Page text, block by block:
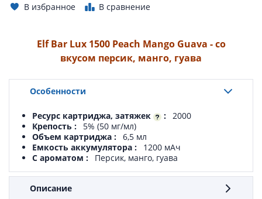
В избранное В сравнение
Elf Bar Lux 1500 Peach Mango Guava - со
вкусом персик, манго, гуава
Особенности
Ресурс картриджа, затяжек
2000
Крепость
5% (50 мг/мл)
Объем картриджа
6,5 мл
Емкость аккумулятора
1200 мАч
С ароматом
Персик, манго, гуава
Описание